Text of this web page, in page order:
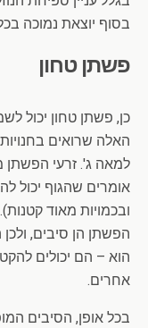
בסוף יוצאת נמוכה
פשתן טחון
כן, פשתן טחון יכול
ובכמויות מאוד
הפשתן הן סיבים,
הוא – הם יכולים
אחרים.
בכל אופן, הסיבים